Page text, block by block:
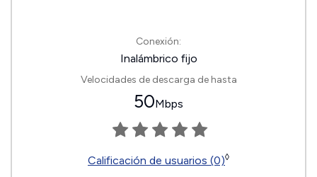
Conexión:
Inalámbrico fijo
Velocidades de descarga de hasta
50Mbps
Calificación de usuarios (0)◊